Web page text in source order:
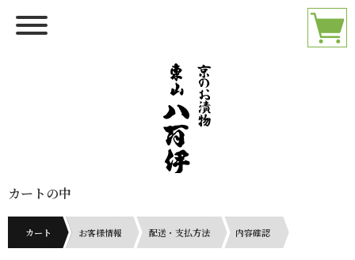
カートの中
カート お客様情報 配送・支払方法 内容確認